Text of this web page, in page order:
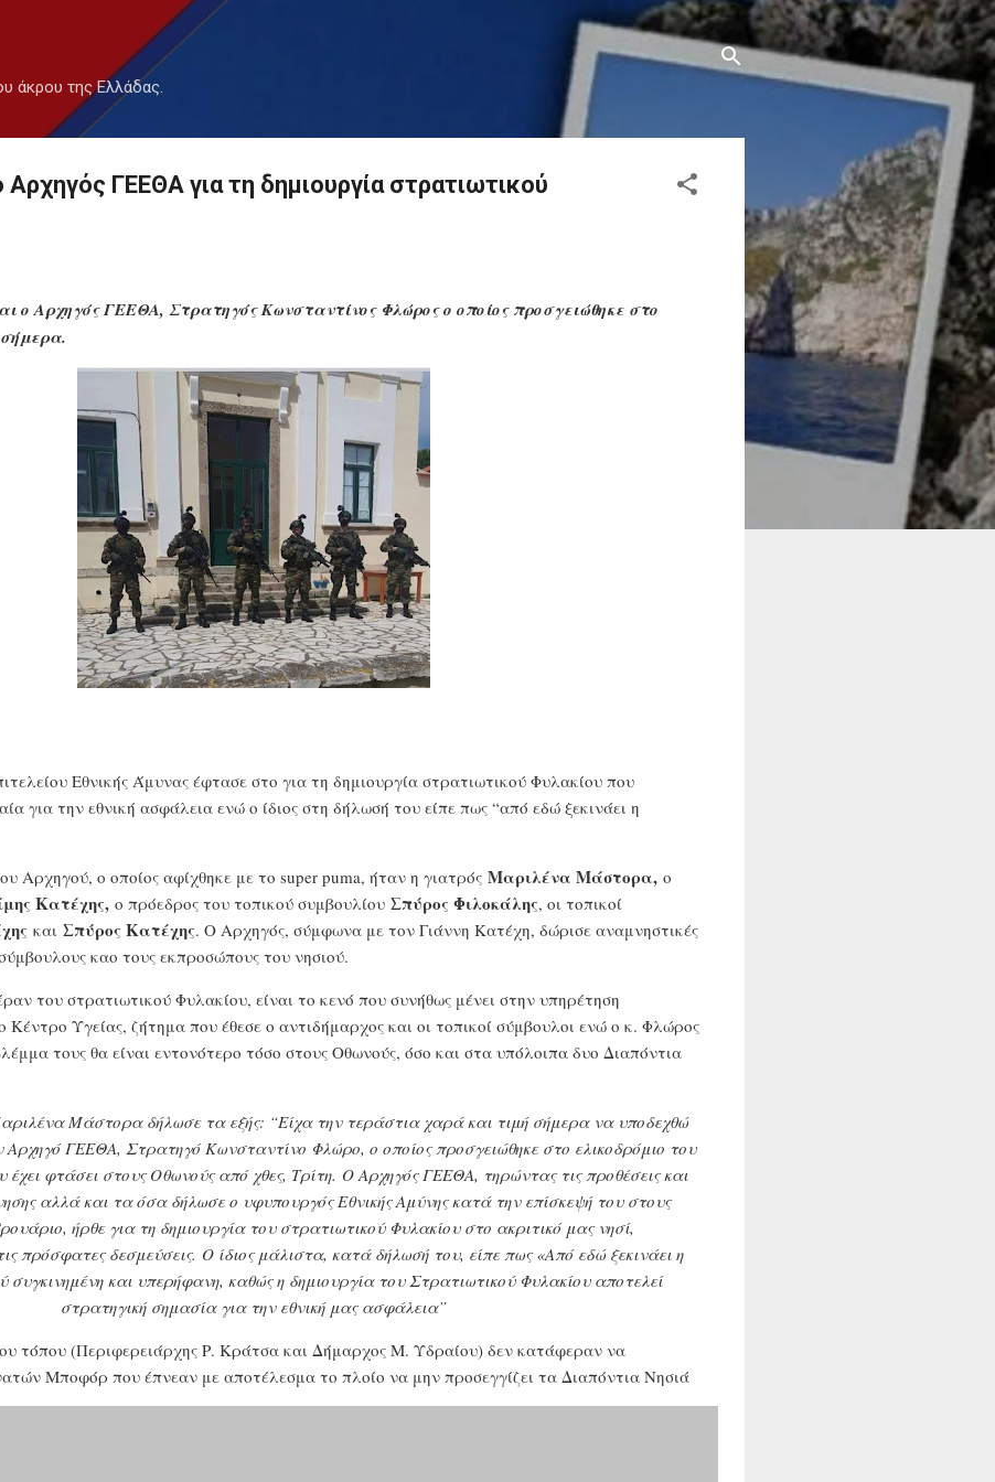
Μετάβαση στο κύριο περιεχόμενο
άκρου της Ελλάδας.
ΓΕΕΘΑ για τη δημιουργία στρατιωτικού
ο Αρχηγός ΓΕΕΘΑ, Στρατηγός Κωνσταντίνος Φλώρος ο οποίος προσγειώθηκε στο
σήμερα.
Εθνικής Άμυνας έφτασε στο για τη δημιουργία στρατιωτικού Φυλακίου που
για την εθνική ασφάλεια ενώ ο ίδιος στη δήλωσή του είπε πως “από εδώ ξεκινάει η
Αρχηγού, ο οποίος αφίχθηκε με το super puma, ήταν η γιατρός Μαριλένα Μάστορα, ο
Κατέχης, ο πρόεδρος του τοπικού συμβουλίου Σπύρος Φιλοκάλης, οι τοπικοί
και Σπύρος Κατέχης. Ο Αρχηγός, σύμφωνα με τον Γιάννη Κατέχη, δώρισε αναμνηστικές
καο τους εκπροσώπους του νησιού.
του στρατιωτικού Φυλακίου, είναι το κενό που συνήθως μένει στην υπηρέτηση
Κέντρο Υγείας, ζήτημα που έθεσε ο αντιδήμαρχος και οι τοπικοί σύμβουλοι ενώ ο κ. Φλώρος
τους θα είναι εντονότερο τόσο στους Οθωνούς, όσο και στα υπόλοιπα δυο Διαπόντια
Μάστορα δήλωσε τα εξής: “Είχα την τεράστια χαρά και τιμή σήμερα να υποδεχθώ
ΓΕΕΘΑ, Στρατηγό Κωνσταντίνο Φλώρο, ο οποίος προσγειώθηκε στο ελικοδρόμιο του
έχει φτάσει στους Οθωνούς από χθες, Τρίτη. Ο Αρχηγός ΓΕΕΘΑ, τηρώντας τις προθέσεις και
αλλά και τα όσα δήλωσε ο υφυπουργός Εθνικής Αμύνης κατά την επίσκεψή του στους
ήρθε για τη δημιουργία του στρατιωτικού Φυλακίου στο ακριτικό μας νησί,
πρόσφατες δεσμεύσεις. Ο ίδιος μάλιστα, κατά δήλωσή του, είπε πως «Από εδώ ξεκινάει η
και υπερήφανη, καθώς η δημιουργία του Στρατιωτικού Φυλακίου αποτελεί
στρατηγική σημασία για την εθνική μας ασφάλεια”
τόπου (Περιφερειάρχης Ρ. Κράτσα και Δήμαρχος Μ. Υδραίου) δεν κατάφεραν να
Μποφόρ που έπνεαν με αποτέλεσμα το πλοίο να μην προσεγγίζει τα Διαπόντια Νησιά